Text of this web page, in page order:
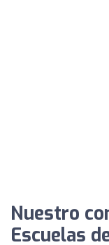
Nuestro
Escuelas